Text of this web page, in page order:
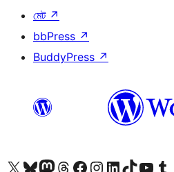
মেট ↗
bbPress ↗
BuddyPress ↗
আমাৰ X (আগৰ Twitter) একাউণ্টলৈ যাওকআমাৰ Bluesky একাউণ্টলৈ যাওকআমাৰ Mastodon একাউণ্টলৈ যাওকআমাৰ Threads একাউণ্টলৈ যাওকআমাৰ Facebook পৃষ্ঠালৈ যাওকআমাৰ Instagram একাউণ্টলৈ যাওকআমাৰ LinkedIn একাউণ্টলৈ যাওকআমাৰ TikTok একাউণ্টলৈ যাওকআমাৰ YouTube চেনেললৈ যাওকআমাৰ Tumblr একাউণ্টলৈ যাওক